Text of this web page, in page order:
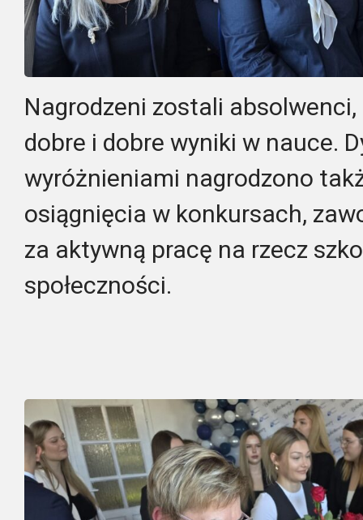
Nagrodzeni zostali
dobre i dobre wyniki w nauce.
wyróżnieniami nagrodzono
osiągnięcia w konkursach,
za aktywną pracę na rzecz
społeczności.